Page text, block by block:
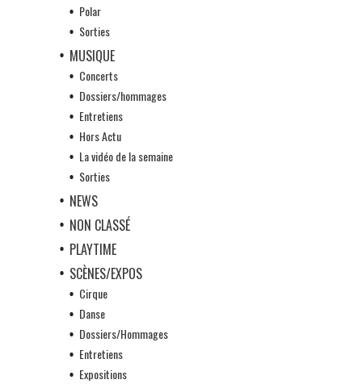
Polar
Sorties
MUSIQUE
Concerts
Dossiers/hommages
Entretiens
Hors Actu
La vidéo de la semaine
Sorties
NEWS
NON CLASSÉ
PLAYTIME
SCÈNES/EXPOS
Cirque
Danse
Dossiers/Hommages
Entretiens
Expositions